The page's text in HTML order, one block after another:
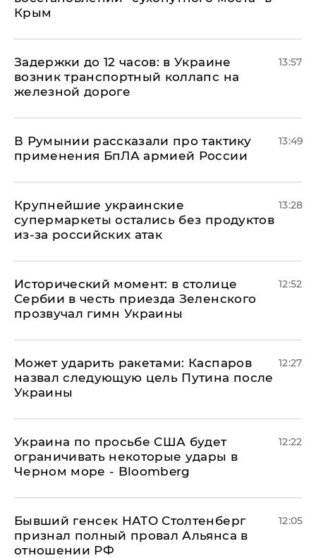
Крым
Задержки до 12 часов: в Украине
возник транспортный коллапс на
железной дороге
13:57
В Румынии рассказали про тактику
применения БпЛА армией России
13:49
Крупнейшие украинские
супермаркеты остались без продуктов
из-за российских атак
13:28
Исторический момент: в столице
Сербии в честь приезда Зеленского
прозвучал гимн Украины
12:52
Может ударить ракетами: Каспаров
назвал следующую цель Путина после
Украины
12:27
Украина по просьбе США будет
ограничивать некоторые удары в
Черном море - Bloomberg
12:22
Бывший генсек НАТО Столтенберг
признал полный провал Альянса в
отношении РФ
12:05